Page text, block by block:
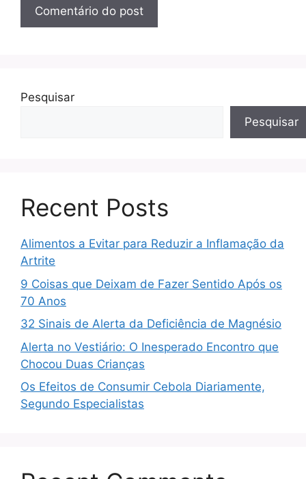
Pesquisar
Pesquisar
Recent Posts
Alimentos a Evitar para Reduzir a Inflamação da
Artrite
9 Coisas que Deixam de Fazer Sentido Após os
70 Anos
32 Sinais de Alerta da Deficiência de Magnésio
Alerta no Vestiário: O Inesperado Encontro que
Chocou Duas Crianças
Os Efeitos de Consumir Cebola Diariamente,
Segundo Especialistas